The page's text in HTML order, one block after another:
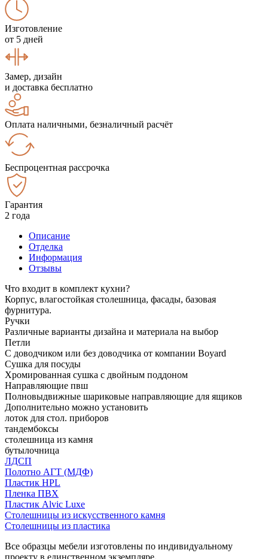
Изготовление
от 5 дней
Замер, дизайн
и доставка бесплатно
Оплата наличными, безналичный расчёт
Беспроцентная рассрочка
Гарантия
2 года
Описание
Отделка
Информация
Отзывы
Что входит в комплект кухни?
Корпус, влагостойкая столешница, фасады, базовая
фурнитура.
Ручки
Различные варианты дизайна и материала на выбор
Петли
С доводчиком или без доводчика от компании Boyard
Сушка для посуды
Хромированная сушка с двойным поддоном
Направляющие пвш
Полновыдвижные шариковые направляющие для ящиков
Дополнительно можно установить
лоток для стол. приборов
тандембоксы
столешница из камня
бутылочница
ЛДСП
Полотно АГТ (МДФ)
Пластик HPL
Пленка ПВХ
Пластик Alvic Luxe
Столешницы из искусственного камня
Столешницы из пластика
Все образцы мебели изготовлены по индивидуальному
проекту в единственном экземпляре.